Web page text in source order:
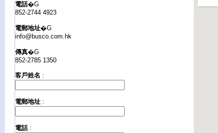
電話�G
852-2744 4923
電郵地址�G
info@busco.com.hk
傳真�G
852-2785 1350
客戶姓名 :
電郵地址 :
電話: